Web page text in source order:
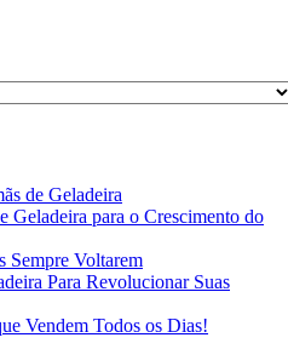
de Geladeira
Geladeira para o Crescimento do
Sempre Voltarem
Para Revolucionar Suas
Vendem Todos os Dias!